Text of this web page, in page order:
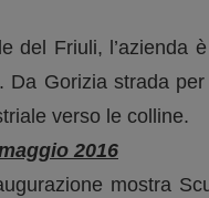
del Friuli, l’azienda
Da Gorizia strada
verso le colline.
2016
mostra